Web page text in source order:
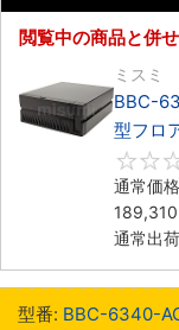
閲覧中の商品と併
ミスミ
BBC-
型フロ
通常価
189,310
通常出
型番: BBC-6340-